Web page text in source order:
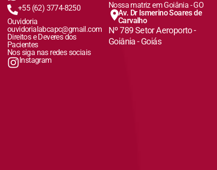
+55 (62) 3774-8250
Ouvidoria
ouvidorialabcapc@gmail.com
Direitos e Deveres dos
Pacientes
Nos siga nas redes sociais
Instagram
Nossa matriz em Goiânia - GO
Av. Dr Ismerino Soares de
Carvalho
Nº 789 Setor Aeroporto -
Goiânia - Goiás